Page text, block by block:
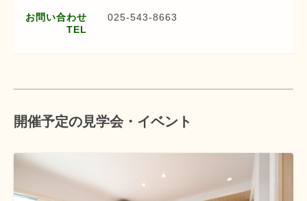
お問い合わせ
TEL
025-543-8663
開催予定の見学会・イベント